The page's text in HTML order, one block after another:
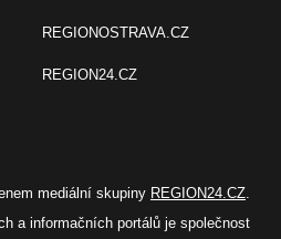
REGIONOSTRAVA.CZ
REGION24.CZ
mediální skupiny REGION24.CZ.
a informačních portálů je společnost